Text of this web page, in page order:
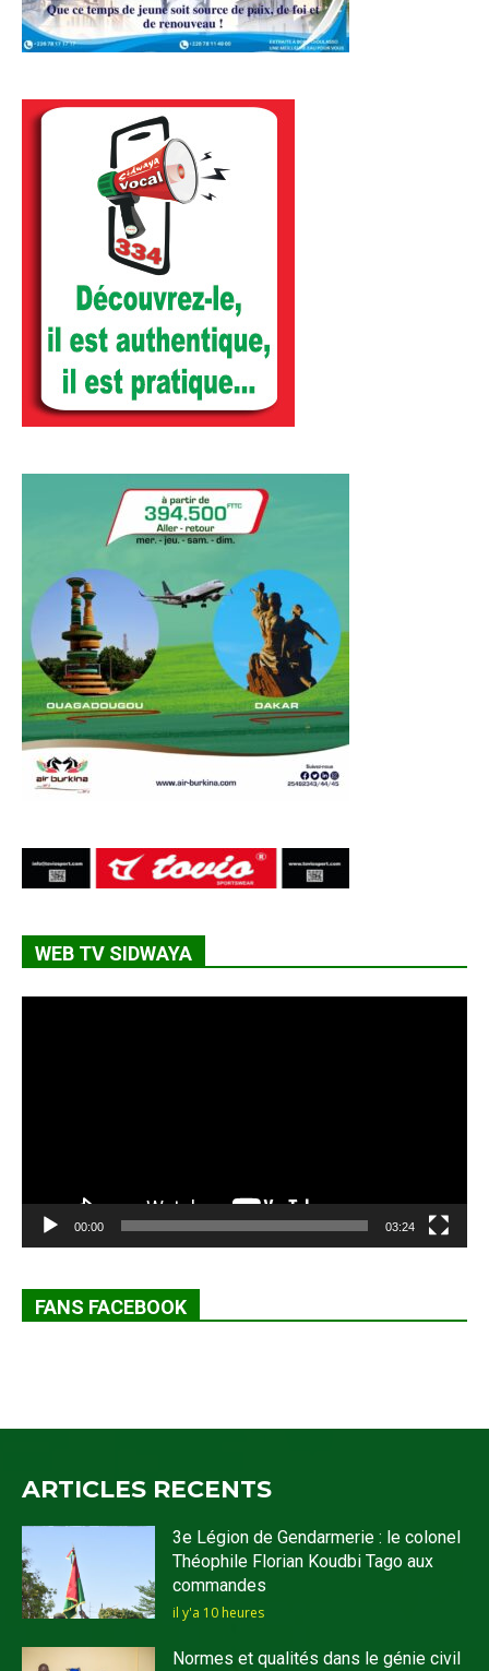
WEB TV SIDWAYA
00:00 03:24
FANS FACEBOOK
ARTICLES RECENTS
3e Légion de Gendarmerie : le colonel
Théophile Florian Koudbi Tago aux
commandes
il y'a 10 heures
Normes et qualités dans le génie civil